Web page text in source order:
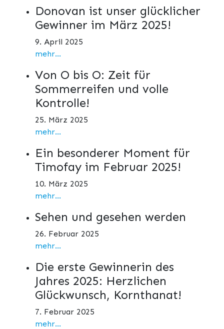
Donovan ist unser glücklicher
Gewinner im März 2025!
9. April 2025
mehr...
Von O bis O: Zeit für
Sommerreifen und volle
Kontrolle!
25. März 2025
mehr...
Ein besonderer Moment für
Timofay im Februar 2025!
10. März 2025
mehr...
Sehen und gesehen werden
26. Februar 2025
mehr...
Die erste Gewinnerin des
Jahres 2025: Herzlichen
Glückwunsch, Kornthanat!
7. Februar 2025
mehr...